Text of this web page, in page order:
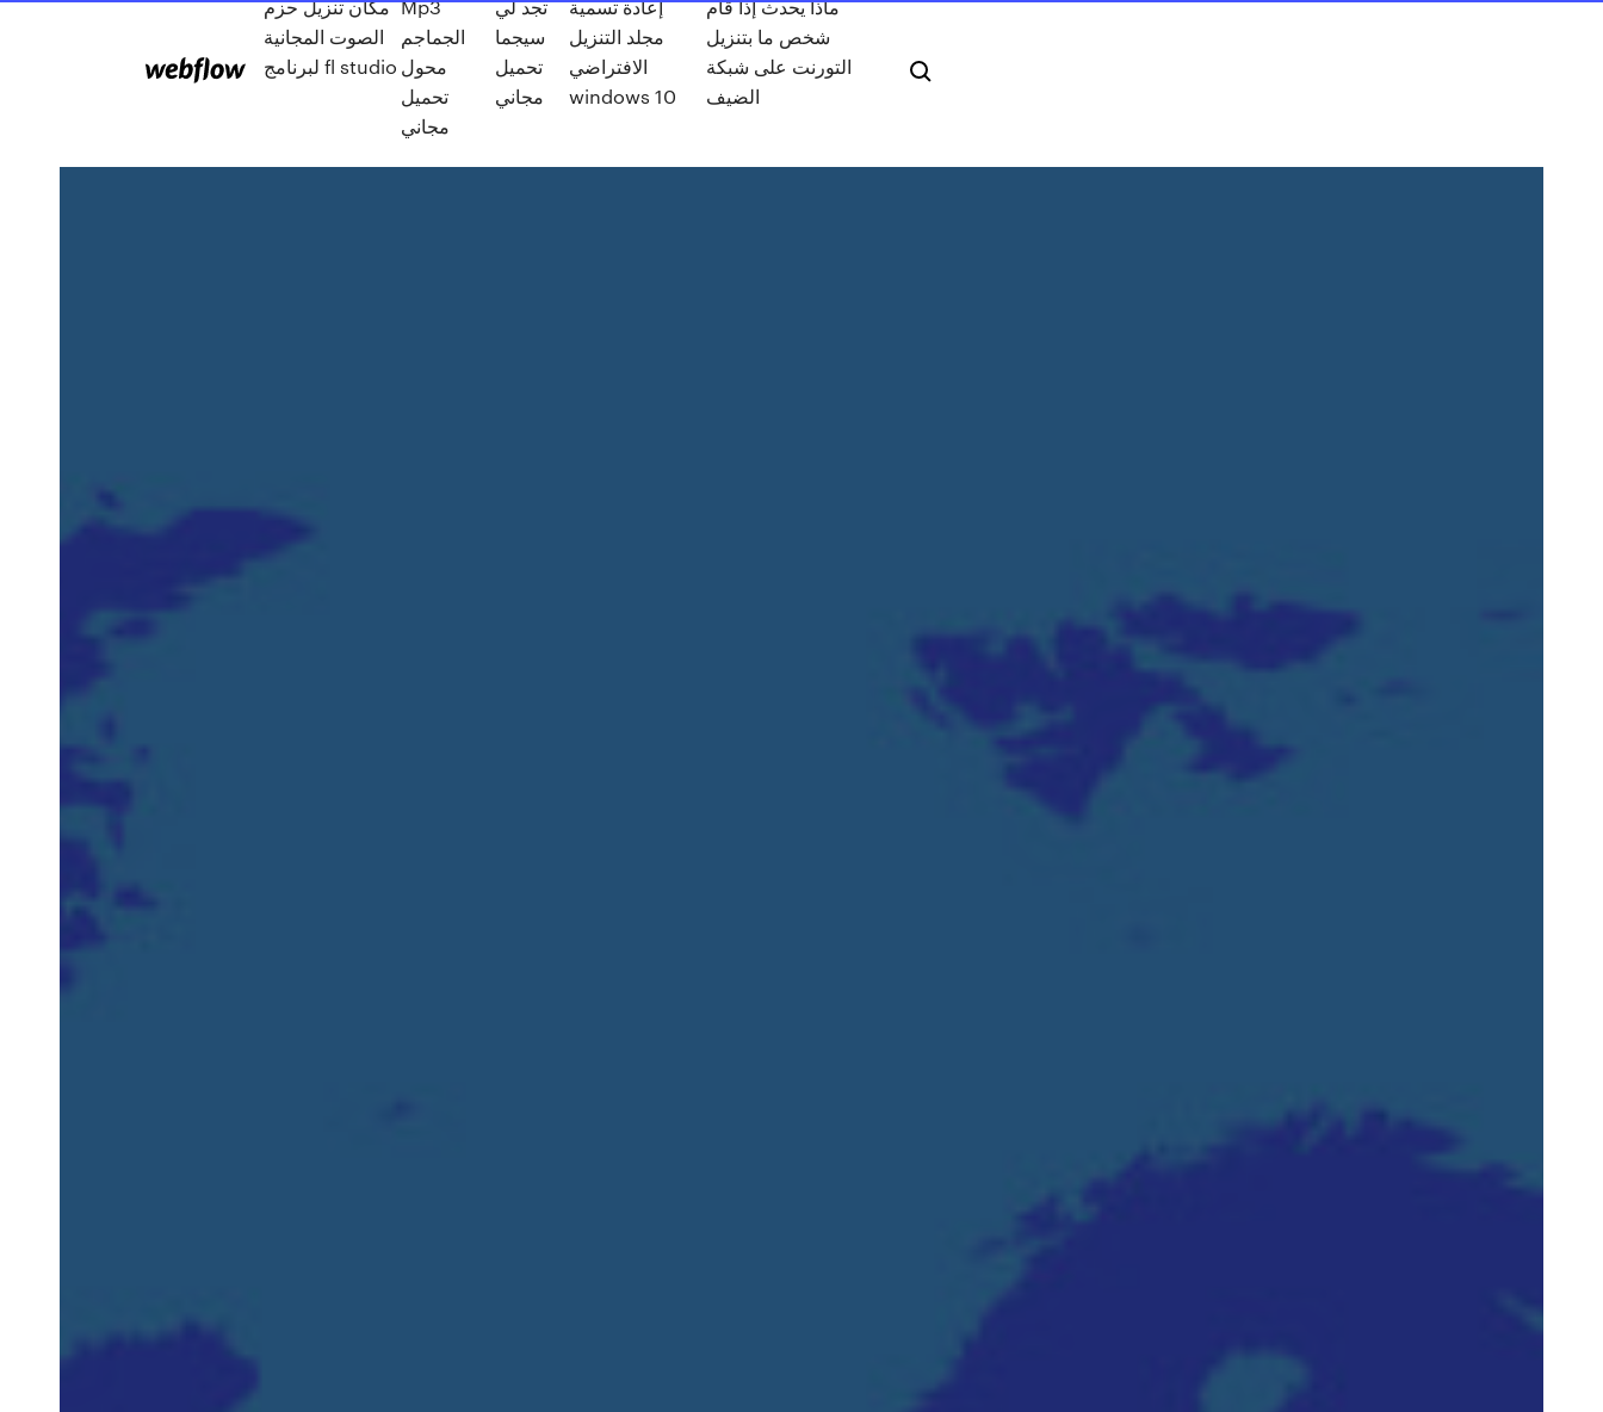
مكان تنزيل حزم
الصوت المجانية
لبرنامج fl studio
Mp3
الجماجم
محول
تحميل
مجاني
تجد لي
سيجما
تحميل
مجاني
إعادة تسمية
مجلد التنزيل
الافتراضي
windows 10
ماذا يحدث إذا قام
شخص ما بتنزيل
التورنت على شبكة
الضيف